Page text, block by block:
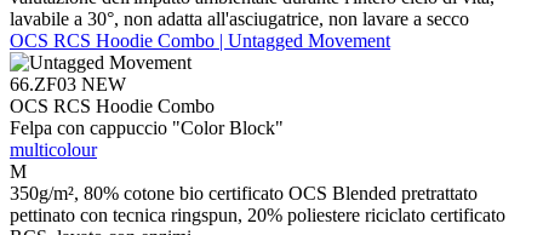
lavabile a 30°, non adatta all'asciugatrice, non lavare a secco
OCS RCS Hoodie Combo | Untagged Movement
66.ZF03 NEW
OCS RCS Hoodie Combo
Felpa con cappuccio "Color Block"
multicolour
M
350g/m², 80% cotone bio certificato OCS Blended pretrattato
pettinato con tecnica ringspun, 20% poliestere riciclato certificato